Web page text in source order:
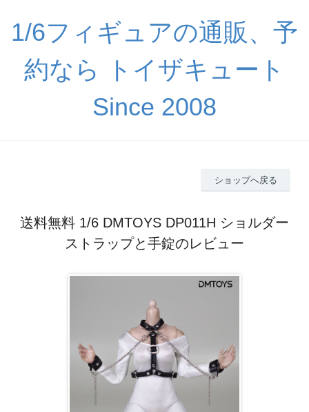
1/6フィギュアの通販、予
約なら トイザキュート
Since 2008
ショップへ戻る
送料無料 1/6 DMTOYS DP011H ショルダー
ストラップと手錠のレビュー